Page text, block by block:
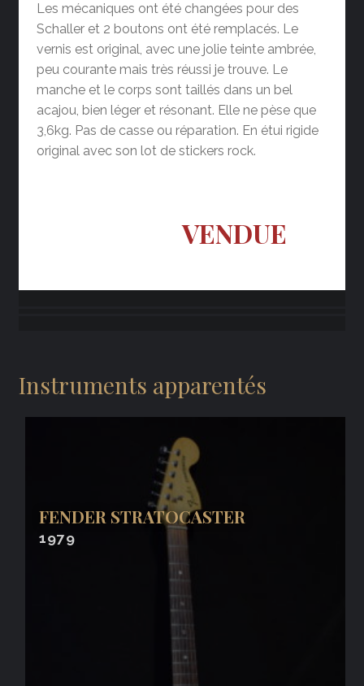
Les mécaniques ont été changées pour des
Schaller et 2 boutons ont été remplacés. Le
vernis est original, avec une jolie teinte ambrée,
peu courante mais très réussi je trouve. Le
manche et le corps sont taillés dans un bel
acajou, bien léger et résonant. Elle ne pèse que
3,6kg. Pas de casse ou réparation. En étui rigide
original avec son lot de stickers rock.
VENDUE
Instruments apparentés
FENDER STRATOCASTER
1979